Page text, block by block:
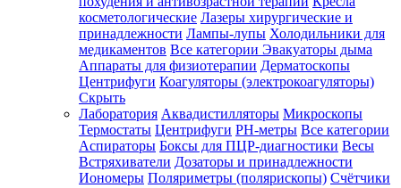
косметологические Лазеры хирургические и
принадлежности Лампы-лупы Холодильники для
медикаментов Все категории Эвакуаторы дыма
Аппараты для физиотерапии Дерматоскопы
Центрифуги Коагуляторы (электрокоагуляторы)
Скрыть
Лаборатория Аквадистилляторы Микроскопы
Термостаты Центрифуги PH-метры Все категории
Аспираторы Боксы для ПЦР-диагностики Весы
Встряхиватели Дозаторы и принадлежности
Иономеры Поляриметры (полярископы) Счётчики